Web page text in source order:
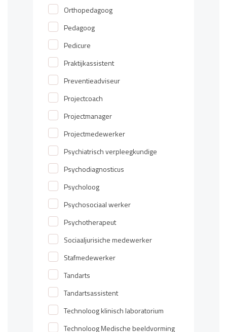
Orthopedagoog
Pedagoog
Pedicure
Praktijkassistent
Preventieadviseur
Projectcoach
Projectmanager
Projectmedewerker
Psychiatrisch verpleegkundige
Psychodiagnosticus
Psycholoog
Psychosociaal werker
Psychotherapeut
Sociaaljurisiche medewerker
Stafmedewerker
Tandarts
Tandartsassistent
Technoloog klinisch laboratorium
Technoloog Medische beeldvorming